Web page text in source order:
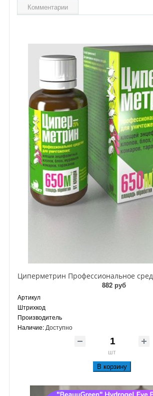
Комментарии
882 руб
Артикул
Штрихкод
Производитель
Наличие: Доступно
шт
В корзину